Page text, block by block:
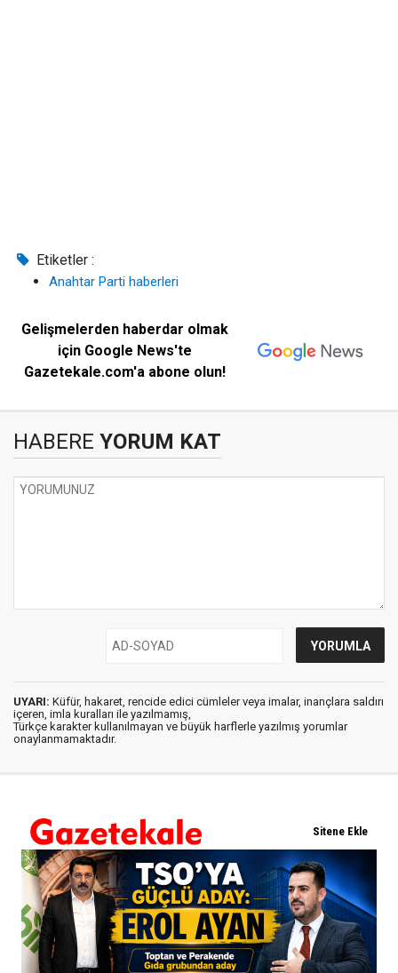
Etiketler :
Anahtar Parti haberleri
Gelişmelerden haberdar olmak
için Google News'te
Gazetekale.com'a abone olun!
HABERE YORUM KAT
UYARI: Küfür, hakaret, rencide edici cümleler veya imalar, inançlara saldırı
içeren, imla kuralları ile yazılmamış,
Türkçe karakter kullanılmayan ve büyük harflerle yazılmış yorumlar
onaylanmamaktadır.